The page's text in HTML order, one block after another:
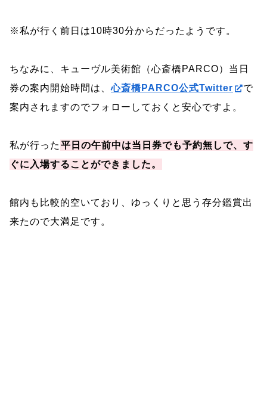
※私が行く前日は10時30分からだったようです。
ちなみに、キューヴル美術館（心斎橋PARCO）当日
券の案内開始時間は、心斎橋PARCO公式Twitter
で
案内されますのでフォローしておくと安心ですよ。
私が行った 平日の午前中は当日券でも予約無しで、す
ぐに入場することができました。
館内も比較的空いており、ゆっくりと思う存分鑑賞出
来たので大満足です。